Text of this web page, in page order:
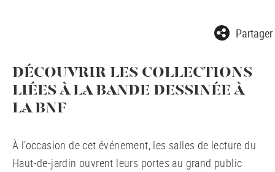
Partager
DÉCOUVRIR LES COLLECTIONS
LIÉES À LA BANDE DESSINÉE À
LA BNF
À l’occasion de cet événement, les salles de lecture du
Haut-de-jardin ouvrent leurs portes au grand public